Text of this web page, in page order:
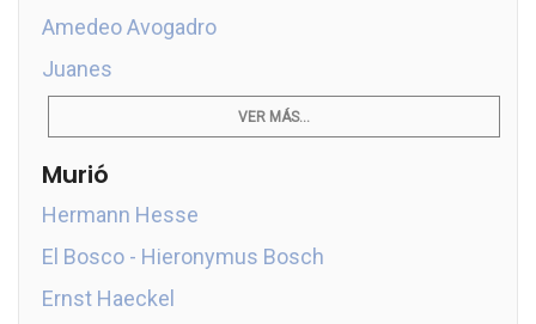
Amedeo Avogadro
Juanes
VER MÁS...
Murió
Hermann Hesse
El Bosco - Hieronymus Bosch
Ernst Haeckel